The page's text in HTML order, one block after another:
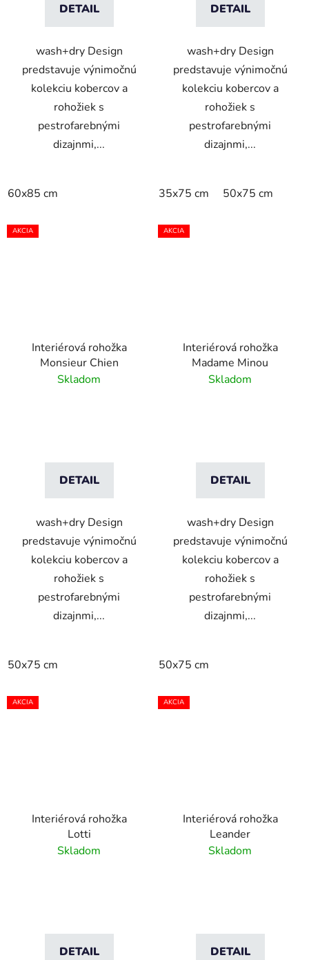
DETAIL
wash+dry Design
predstavuje výnimočnú
kolekciu kobercov a
rohožiek s
pestrofarebnými
dizajnmi,...
60x85 cm
DETAIL
wash+dry Design
predstavuje výnimočnú
kolekciu kobercov a
rohožiek s
pestrofarebnými
dizajnmi,...
35x75 cm 50x75 cm
AKCIA
Interiérová rohožka
Monsieur Chien
Skladom
DETAIL
wash+dry Design
predstavuje výnimočnú
kolekciu kobercov a
rohožiek s
pestrofarebnými
dizajnmi,...
50x75 cm
AKCIA
Interiérová rohožka
Madame Minou
Skladom
DETAIL
wash+dry Design
predstavuje výnimočnú
kolekciu kobercov a
rohožiek s
pestrofarebnými
dizajnmi,...
50x75 cm
AKCIA
Interiérová rohožka
Lotti
Skladom
DETAIL
AKCIA
Interiérová rohožka
Leander
Skladom
DETAIL